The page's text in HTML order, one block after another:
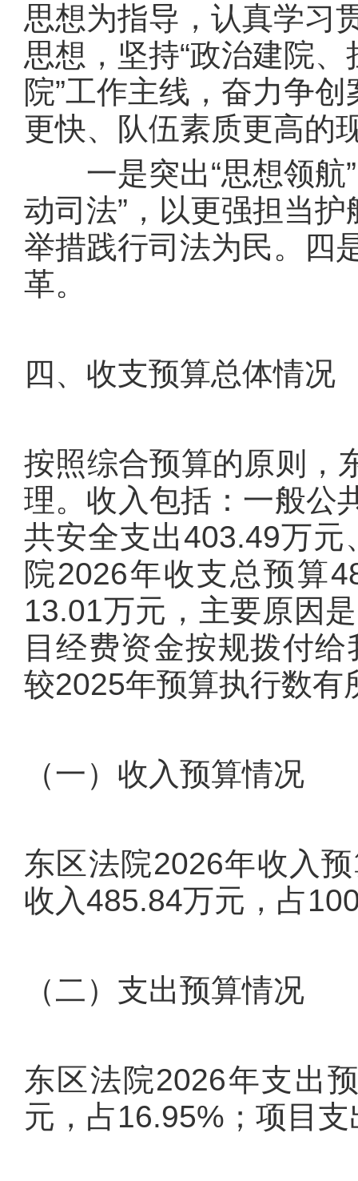
思想为指导，认真学习
思想，坚持“政治建院
院”工作主线，奋力争
更快、队伍素质更高的
一是突出“思想领航”
动司法”，以更强担当
举措践行司法为民。四
革。
四、收支预算总体情况
按照综合预算的原则，
理。收入包括：一般公
共安全支出403.49万
院2026年收支总预算
13.01万元，主要原因
目经费资金按规拨付
较2025年预算执行数有
（一）收入预算情况
东区法院2026年收入
收入485.84万元，占
（二）支出预算情况
东区法院2026年支出
元，占16.95%；项目